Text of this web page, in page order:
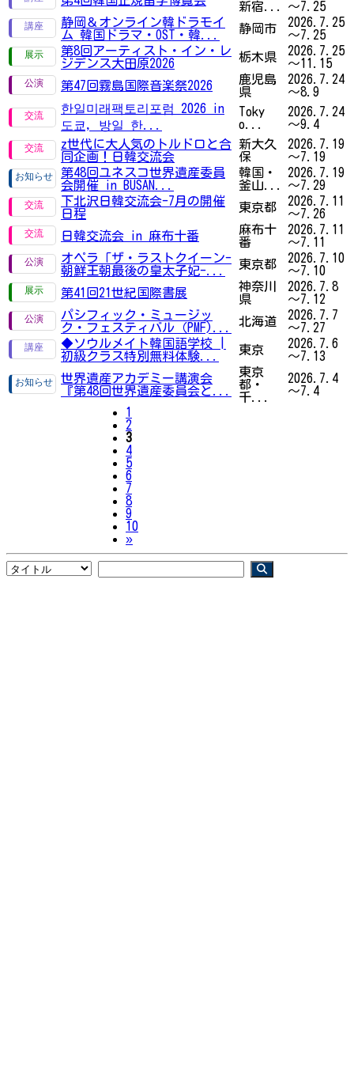
新宿...
～7.25
静岡＆オンライン韓ドラモイ
ム 韓国ドラマ・OST・韓...
静岡市
2026.7.25
～7.25
第8回アーティスト・イン・レ
ジデンス大田原2026
栃木県
2026.7.25
～11.15
第47回霧島国際音楽祭2026
鹿児島
県
2026.7.24
～8.9
한일미래팩토리포럼 2026 in
도쿄, 방일 한...
Toky
o...
2026.7.24
～9.4
z世代に大人気のトルドロと合
同企画！日韓交流会
新大久
保
2026.7.19
～7.19
第48回ユネスコ世界遺産委員
会開催 in BUSAN...
韓国・
釜山...
2026.7.19
～7.29
下北沢日韓交流会-7月の開催
日程
東京都
2026.7.11
～7.26
日韓交流会 in 麻布十番
麻布十
番
2026.7.11
～7.11
オペラ「ザ・ラストクイーン-
朝鮮王朝最後の皇太子妃-...
東京都
2026.7.10
～7.10
第41回21世紀国際書展
神奈川
県
2026.7.8
～7.12
パシフィック・ミュージッ
ク・フェスティバル（PMF)...
北海道
2026.7.7
～7.27
◆ソウルメイト韓国語学校 |
初級クラス特別無料体験...
東京
2026.7.6
～7.13
世界遺産アカデミー講演会
『第48回世界遺産委員会と...
東京
都・
千...
2026.7.4
～7.4
1
2
3
4
5
6
7
8
9
10
»Next